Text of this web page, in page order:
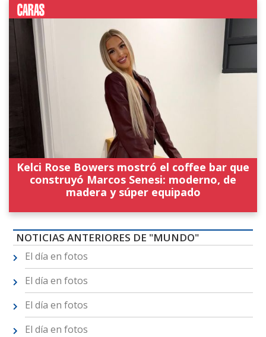
Kelci Rose Bowers mostró el coffee bar que
construyó Marcos Senesi: moderno, de
madera y súper equipado
NOTICIAS ANTERIORES DE "MUNDO"
El día en fotos
El día en fotos
El día en fotos
El día en fotos